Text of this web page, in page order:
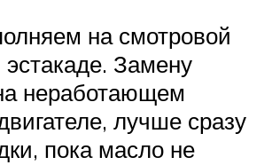
на смотровой
Замену
неработающем
лучше сразу
пока масло не